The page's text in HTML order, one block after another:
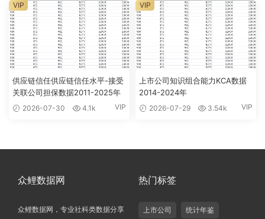
供应链信任供应链信任水平-接受
关联公司担保数据2011-2025年
2026-07-30 4.1k VIP
VIP
上市公司知识组合能力KCA数据
2014-2024年
2026-07-29 3.54k VIP
VIP
众鲤数据网
众鲤数据网，专业社科类数据分享
热门标签
上市公司 统计年鉴